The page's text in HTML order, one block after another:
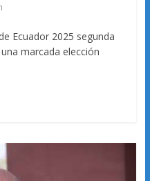
Ecuador 2025 segunda
marcada elección